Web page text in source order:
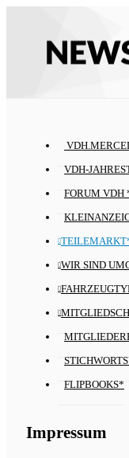
VDH-
FORUM VDH
WIR SIND
FLIPBOOKS*
Impressum